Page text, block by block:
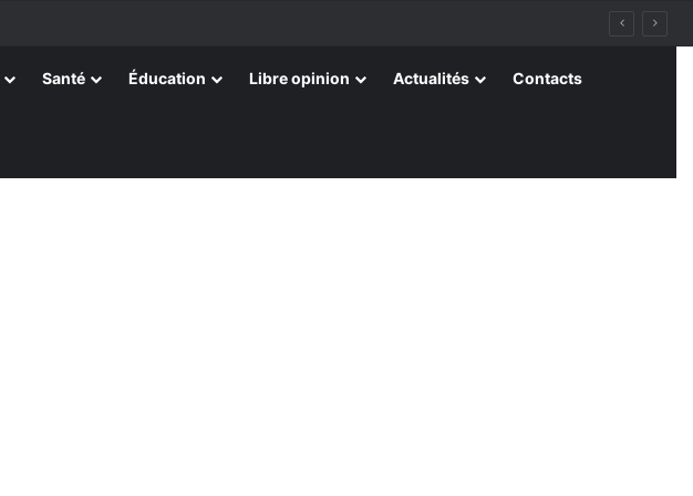
Santé Éducation Libre opinion Actualités Contacts